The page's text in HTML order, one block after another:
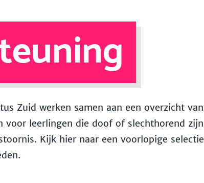
Zuid werken samen aan een overzicht van
voor leerlingen die doof of slechthorend zijn
Kijk hier naar een voorlopige selectie